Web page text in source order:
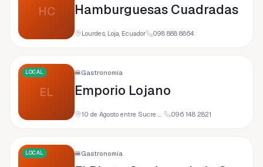
HC Hamburguesas Cuadradas
Lourdes, Loja, Ecuador 098 888 8864
EL
LOCAL 🍔Gastronomía
Emporio Lojano
10 de Agosto entre Sucre y Bolívar (Frente a, 110108 Loja, Ecuador 096 148 2821
LOCAL 🍔Gastronomía